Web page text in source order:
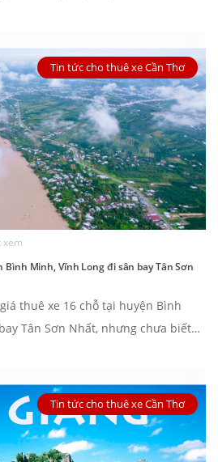
...
Tin tức cho thuê xe Cần Thơ
xem
Minh, Vĩnh Long đi sân bay Tân Sơn
thuê xe 16 chỗ tại huyện Bình
Tân Sơn Nhất, nhưng chưa biết
...
Tin tức cho thuê xe Cần Thơ